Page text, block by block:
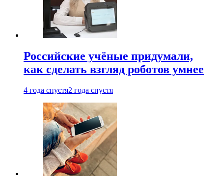
Российские учёные придумали,
как сделать взгляд роботов умнее
4 года спустя2 года спустя